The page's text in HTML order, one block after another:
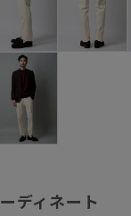
ディネート